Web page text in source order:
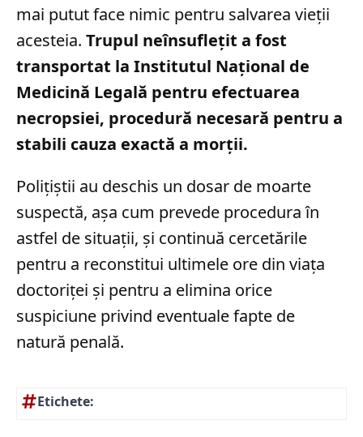
mai putut face nimic pentru salvarea vieții
acesteia. Trupul neînsuflețit a fost
transportat la Institutul Național de
Medicină Legală pentru efectuarea
necropsiei, procedură necesară pentru a
stabili cauza exactă a morții.
Polițiștii au deschis un dosar de moarte
suspectă, așa cum prevede procedura în
astfel de situații, și continuă cercetările
pentru a reconstitui ultimele ore din viața
doctoriței și pentru a elimina orice
suspiciune privind eventuale fapte de
natură penală.
Etichete: